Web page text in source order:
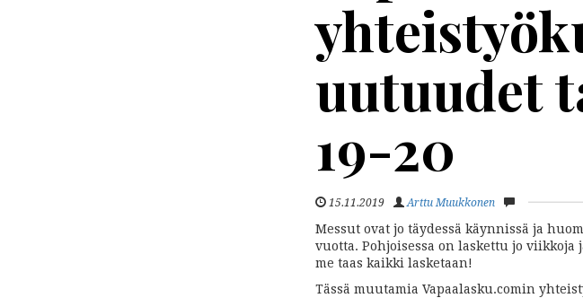
uutuudet
19-20
15.11.2019 Arttu Muukkonen
Messut ovat jo täydessä käynnissä ja
vuotta. Pohjoisessa on laskettu jo viikkoja
me taas kaikki lasketaan!
Tässä muutamia Vapaalasku.comin